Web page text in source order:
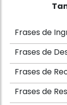
Frases de
Frases de
Frases de
Frases de